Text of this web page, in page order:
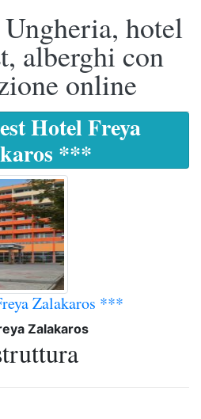
hotel
alberghi con
online
Hotel Freya
***
Zalakaros ***
Zalakaros